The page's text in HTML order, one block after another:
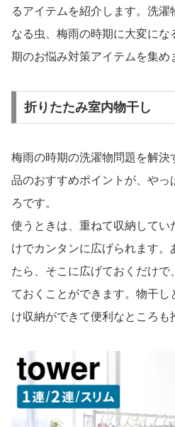
るアイテムを紹介します。洗濯
なる虫、梅雨の時期に大変に
期のお悩み対策アイテムを集め
折りたたみ室内物干し
梅雨の時期の洗濯物問題を解
品のおすすめポイントが、やっ
ろです。
使うときは、重ねて収納して
けでカンタンに広げられます。
たら、そこに広げておくだけで
ておくことができます。物干
け収納ができて便利なところも